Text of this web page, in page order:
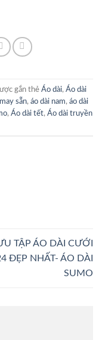
gắn thẻ Áo dài, Áo dài
sẵn, áo dài nam, áo dài
, Áo dài tết, Áo dài truyền
TẬP ÁO DÀI CƯỚI
ĐẸP NHẤT- ÁO DÀI
SUMO